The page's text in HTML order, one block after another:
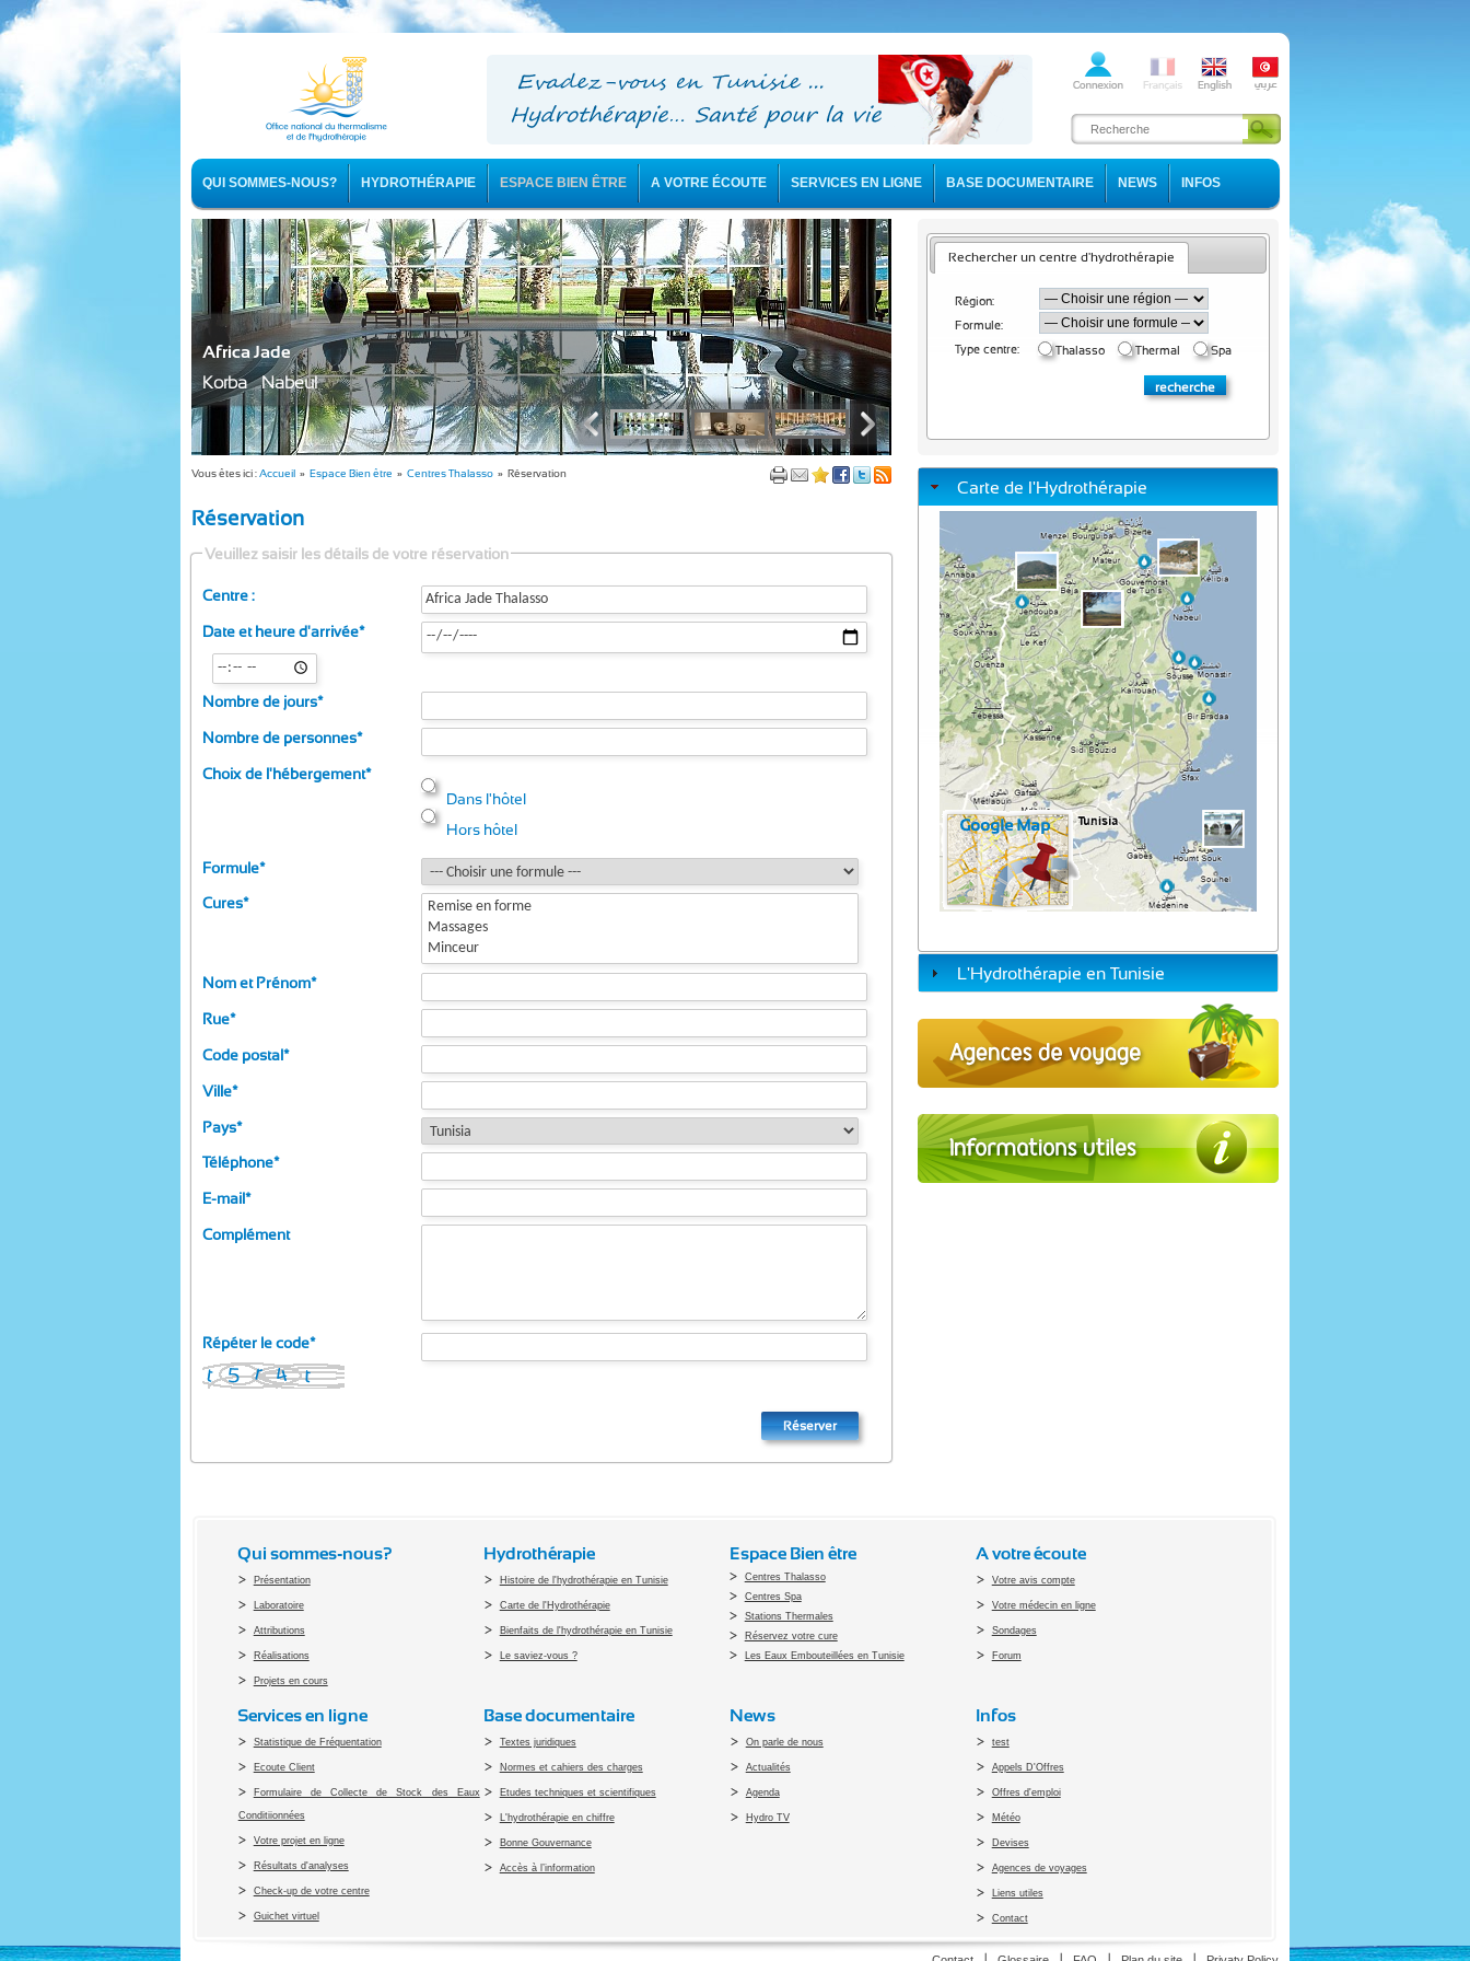
QUI SOMMES-NOUS? HYDROTHÉRAPIE ESPACE BIEN ÊTRE A VOTRE ÉCOUTE SERVICES EN LIGNE BASE DOCUMENTAIRE NEWS INFOS
Africa Jade
Korba - Nabeul
Rechercher un centre d'hydrothérapie
Région:
Formule:
Type centre:
Thalasso Thermal Spa
Carte de l'Hydrothérapie
L'Hydrothérapie en Tunisie
Vous êtes ici :Accueil » Espace Bien être » Centres Thalasso » Réservation
Réservation
Veuillez saisir les détails de votre réservation
Centre :
Date et heure d'arrivée*
Nombre de jours*
Nombre de personnes*
Choix de l'hébergement*
Dans l'hôtel
Hors hôtel
Formule*
Cures*
Nom et Prénom*
Rue*
Code postal*
Ville*
Pays*
Téléphone*
E-mail*
Complément
Répéter le code*
Qui sommes-nous?
Présentation
Laboratoire
Attributions
Réalisations
Projets en cours
Hydrothérapie
Histoire de l'hydrothérapie en Tunisie
Carte de l'Hydrothérapie
Bienfaits de l'hydrothérapie en Tunisie
Le saviez-vous ?
Espace Bien être
Centres Thalasso
Centres Spa
Stations Thermales
Réservez votre cure
Les Eaux Embouteillées en Tunisie
A votre écoute
Votre avis compte
Votre médecin en ligne
Sondages
Forum
Services en ligne
Statistique de Fréquentation
Ecoute Client
Formulaire de Collecte de Stock des Eaux
Conditiionnées
Votre projet en ligne
Résultats d'analyses
Check-up de votre centre
Guichet virtuel
Base documentaire
Textes juridiques
Normes et cahiers des charges
Etudes techniques et scientifiques
L'hydrothérapie en chiffre
Bonne Gouvernance
Accès à l’information
News
On parle de nous
Actualités
Agenda
Hydro TV
Infos
test
Appels D'Offres
Offres d'emploi
Météo
Devises
Agences de voyages
Liens utiles
Contact
Open vision